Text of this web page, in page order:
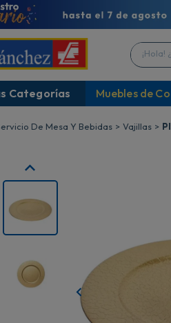
¡Hola!
Categorías Muebles de
De Mesa Y Bebidas Vajillas